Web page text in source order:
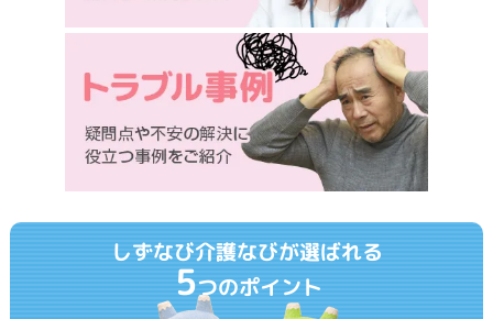
しずなび介護なびが選ばれる
5つのポイント